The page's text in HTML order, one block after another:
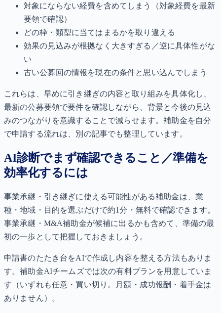
対象にならない経費を含めてしまう（対象経費を最新
要領で確認）
どの枠・類型に当てはまるかを取り違える
効果の見込みが根拠なく大きすぎる／逆に具体性がな
い
古い公募回の情報を現在の条件と思い込んでしまう
これらは、早めに引き継ぎの内容と取り組みを具体化し、
最新の公募要領で要件を確認しながら、背景と今後の見込
みのつながりを意識することで減らせます。補助金を自分
で申請する流れは、別の記事でも整理しています。
AI診断でまず確認できること／準備を
効率化するには
事業承継・引き継ぎに使える可能性がある補助金は、業
種・地域・目的を選ぶだけで約1分・無料で確認できます。
事業承継・M&A補助金が候補に出るかも含めて、準備の最
初の一歩として把握しておきましょう。
申請書のたたき台をAIで作成し内容を整える方法もありま
す。補助金AIチームズでは次の有料プランを用意していま
す（いずれも任意・買い切り。月額・成功報酬・着手金は
ありません）。